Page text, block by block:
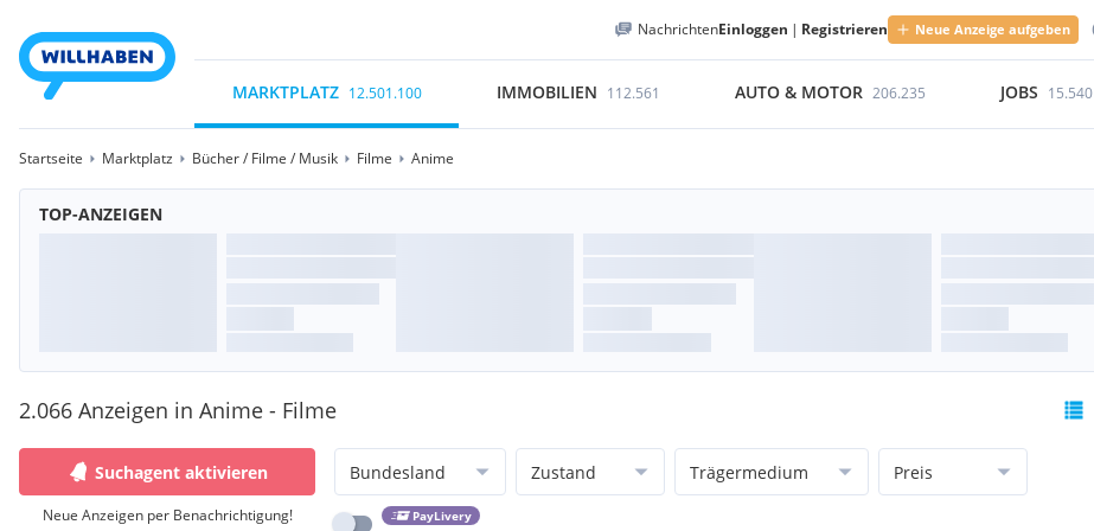
NachrichtenEinloggen | Registrieren Neue Anzeige aufgeben
MARKTPLATZ 12.501.100 IMMOBILIEN 112.561 AUTO & MOTOR 206.235 JOBS 15.540
Startseite Marktplatz Bücher / Filme / Musik Filme Anime
TOP-ANZEIGEN
2.066 Anzeigen in Anime - Filme
Suchagent aktivieren
Neue Anzeigen per Benachrichtigung!
Bundesland Zustand Trägermedium Preis
PayLivery